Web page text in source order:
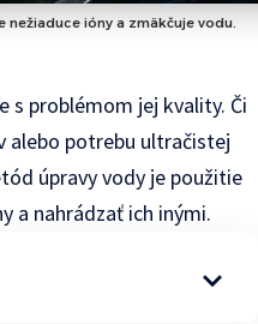
ióny a zmäkčuje vodu.
s problémom jej kvality. Či
alebo potrebu ultračistej
úpravy vody je použitie
a nahrádzať ich inými.